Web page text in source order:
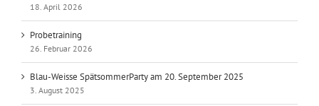
18. April 2026
Probetraining
26. Februar 2026
Blau-Weisse SpätsommerParty am 20. September 2025
3. August 2025